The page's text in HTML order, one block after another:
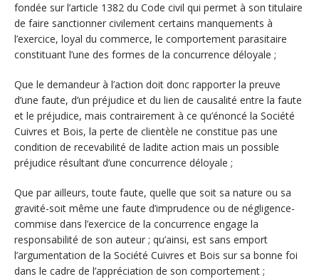
fondée sur l’article 1382 du Code civil qui permet à son titulaire
de faire sanctionner civilement certains manquements à
l’exercice, loyal du commerce, le comportement parasitaire
constituant l’une des formes de la concurrence déloyale ;
Que le demandeur à l’action doit donc rapporter la preuve
d’une faute, d’un préjudice et du lien de causalité entre la faute
et le préjudice, mais contrairement à ce qu’énoncé la Société
Cuivres et Bois, la perte de clientèle ne constitue pas une
condition de recevabilité de ladite action mais un possible
préjudice résultant d’une concurrence déloyale ;
Que par ailleurs, toute faute, quelle que soit sa nature ou sa
gravité-soit même une faute d’imprudence ou de négligence-
commise dans l’exercice de la concurrence engage la
responsabilité de son auteur ; qu’ainsi, est sans emport
l’argumentation de la Société Cuivres et Bois sur sa bonne foi
dans le cadre de l’appréciation de son comportement ;